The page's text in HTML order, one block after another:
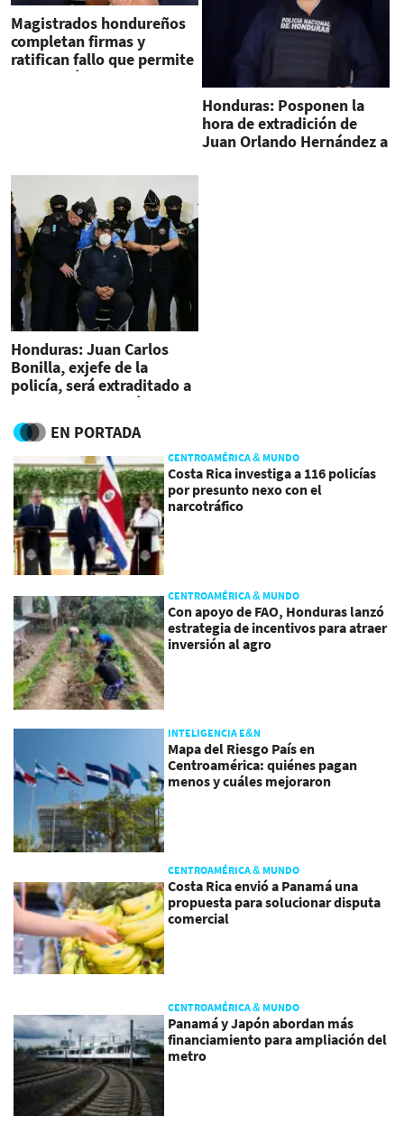
Magistrados hondureños
completan firmas y
ratifican fallo que permite
extradición de JOH
Honduras: Posponen la
hora de extradición de
Juan Orlando Hernández a
Honduras: Juan Carlos
Bonilla, exjefe de la
policía, será extraditado a
EEUU por narcotráfico
EN PORTADA
CENTROAMÉRICA & MUNDO
Costa Rica investiga a 116 policías
por presunto nexo con el
narcotráfico
CENTROAMÉRICA & MUNDO
Con apoyo de FAO, Honduras lanzó
estrategia de incentivos para atraer
inversión al agro
INTELIGENCIA E&N
Mapa del Riesgo País en
Centroamérica: quiénes pagan
menos y cuáles mejoraron
CENTROAMÉRICA & MUNDO
Costa Rica envió a Panamá una
propuesta para solucionar disputa
comercial
CENTROAMÉRICA & MUNDO
Panamá y Japón abordan más
financiamiento para ampliación del
metro